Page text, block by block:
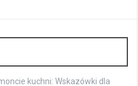
kuchni: Wskazówki dla